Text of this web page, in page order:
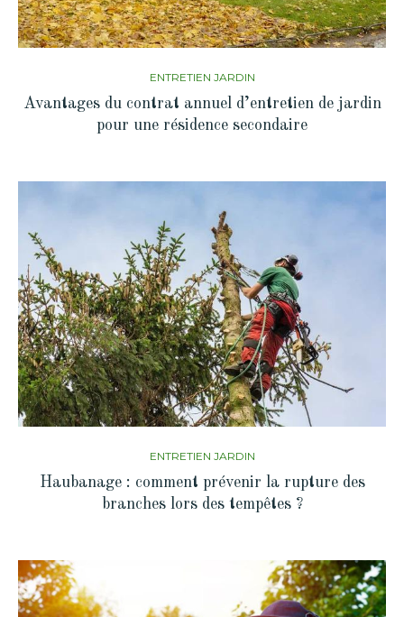
ENTRETIEN JARDIN
Avantages du contrat annuel d’entretien de jardin
pour une résidence secondaire
ENTRETIEN JARDIN
Haubanage : comment prévenir la rupture des
branches lors des tempêtes ?